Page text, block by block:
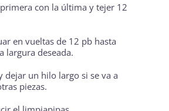
con la última y tejer 12
en vueltas de 12 pb hasta
largura deseada.
dejar un hilo largo si se va a
piezas.